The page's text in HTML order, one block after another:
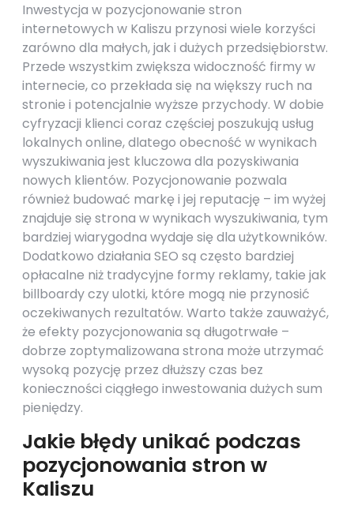
Inwestycja w pozycjonowanie stron
internetowych w Kaliszu przynosi wiele korzyści
zarówno dla małych, jak i dużych przedsiębiorstw.
Przede wszystkim zwiększa widoczność firmy w
internecie, co przekłada się na większy ruch na
stronie i potencjalnie wyższe przychody. W dobie
cyfryzacji klienci coraz częściej poszukują usług
lokalnych online, dlatego obecność w wynikach
wyszukiwania jest kluczowa dla pozyskiwania
nowych klientów. Pozycjonowanie pozwala
również budować markę i jej reputację – im wyżej
znajduje się strona w wynikach wyszukiwania, tym
bardziej wiarygodna wydaje się dla użytkowników.
Dodatkowo działania SEO są często bardziej
opłacalne niż tradycyjne formy reklamy, takie jak
billboardy czy ulotki, które mogą nie przynosić
oczekiwanych rezultatów. Warto także zauważyć,
że efekty pozycjonowania są długotrwałe –
dobrze zoptymalizowana strona może utrzymać
wysoką pozycję przez dłuższy czas bez
konieczności ciągłego inwestowania dużych sum
pieniędzy.
Jakie błędy unikać podczas
pozycjonowania stron w
Kaliszu